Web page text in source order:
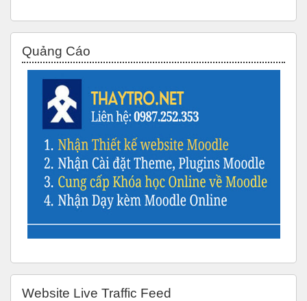
Quảng Cáo
Website Live Traffic Feed